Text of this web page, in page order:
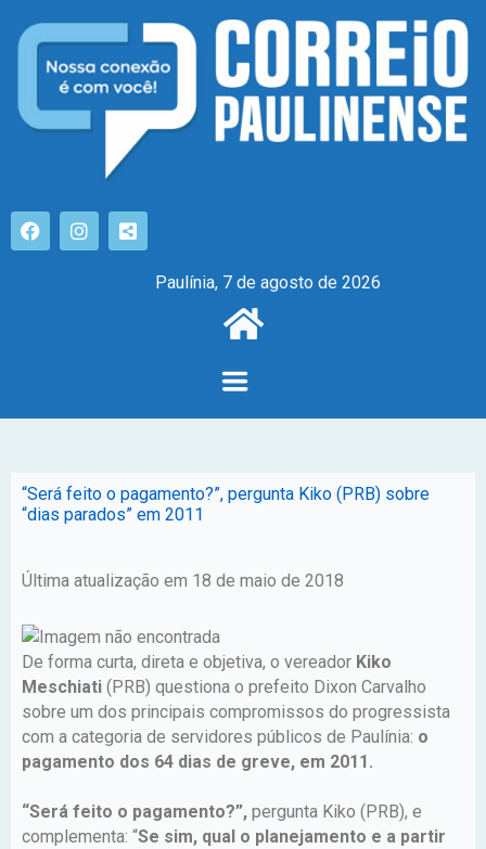
Paulínia, 7 de agosto de 2026
“Será feito o pagamento?”, pergunta Kiko (PRB) sobre
“dias parados” em 2011
Última atualização em 18 de maio de 2018
De forma curta, direta e objetiva, o vereador Kiko
Meschiati (PRB) questiona o prefeito Dixon Carvalho
sobre um dos principais compromissos do progressista
com a categoria de servidores públicos de Paulínia: o
pagamento dos 64 dias de greve, em 2011.
“Será feito o pagamento?”, pergunta Kiko (PRB), e
complementa: “Se sim, qual o planejamento e a partir